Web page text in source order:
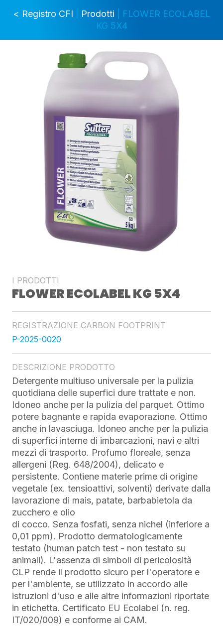
< Registro CFI Prodotti | FLOWER ECOLABEL
KG 5X4
I PRODOTTI
FLOWER ECOLABEL KG 5X4
REGISTRAZIONE CARBON FOOTPRINT
P-2025-0020
DESCRIZIONE PRODOTTO
Detergente multiuso universale per la pulizia
quotidiana delle superfici dure trattate e non.
Idoneo anche per la pulizia del parquet. Ottimo
potere bagnante e rapida evaporazione. Ottimo
anche in lavasciuga. Idoneo anche per la pulizia
di superfici interne di imbarcazioni, navi e altri
mezzi di trasporto. Profumo floreale, senza
allergeni (Reg. 648/2004), delicato e
persistente. Contiene materie prime di origine
vegetale (ex. tensioattivi, solventi) derivate dalla
lavorazione di mais, patate, barbabietola da
zucchero e olio
di cocco. Senza fosfati, senza nichel (inferiore a
0,01 ppm). Prodotto dermatologicamente
testato (human patch test - non testato su
animali). L'assenza di simboli di pericolosità
CLP rende il prodotto sicuro per l'operatore e
per l'ambiente, se utilizzato in accordo alle
istruzioni d'uso e alle altre informazioni riportate
in etichetta. Certificato EU Ecolabel (n. reg.
IT/020/009) e conforme ai CAM.